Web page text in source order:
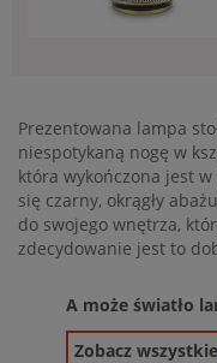
zebry 131239
400,00 zł
Prezentowana lampa
niespotykaną nogę w
która wykończona jest
się czarny, okrągły
do swojego wnętrza,
zdecydowanie jest to
A może światło
Zobacz wszystkie